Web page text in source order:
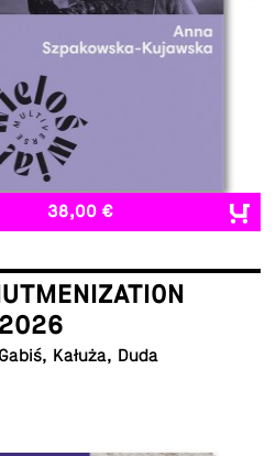
38,00 €
Kałuża, Duda